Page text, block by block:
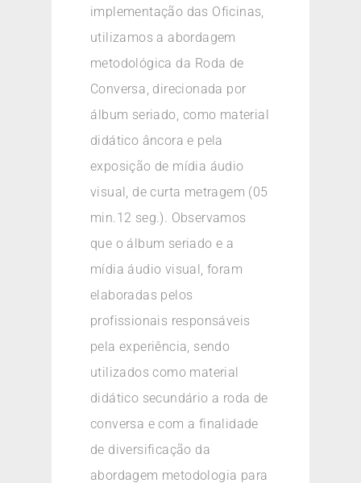
implementação das Oficinas,
utilizamos a abordagem
metodológica da Roda de
Conversa, direcionada por
álbum seriado, como material
didático âncora e pela
exposição de mídia áudio
visual, de curta metragem (05
min.12 seg.). Observamos
que o álbum seriado e a
mídia áudio visual, foram
elaboradas pelos
profissionais responsáveis
pela experiência, sendo
utilizados como material
didático secundário a roda de
conversa e com a finalidade
de diversificação da
abordagem metodologia para